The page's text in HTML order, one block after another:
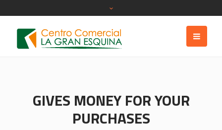
GIVES MONEY FOR YOUR
PURCHASES